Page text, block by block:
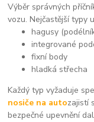
Výběr správných
vozu. Nejčastější typy
hagusy
integrované
fixní body
hladká střecha
Každý typ vyžaduje
nosiče na autozajistí
bezpečné upevnění